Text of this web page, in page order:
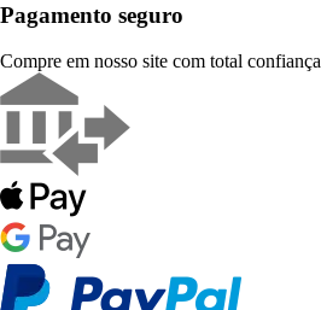
Pagamento seguro
Compre em nosso site com total confiança